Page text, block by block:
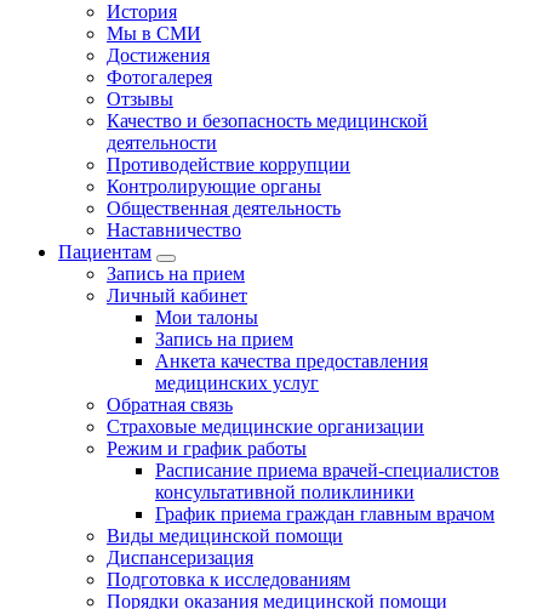
История
Мы в СМИ
Достижения
Фотогалерея
Отзывы
Качество и безопасность медицинской
деятельности
Противодействие коррупции
Контролирующие органы
Общественная деятельность
Наставничество
Пациентам
Запись на прием
Личный кабинет
Мои талоны
Запись на прием
Анкета качества предоставления
медицинских услуг
Обратная связь
Страховые медицинские организации
Режим и график работы
Расписание приема врачей-специалистов
консультативной поликлиники
График приема граждан главным врачом
Виды медицинской помощи
Диспансеризация
Подготовка к исследованиям
Порядки оказания медицинской помощи